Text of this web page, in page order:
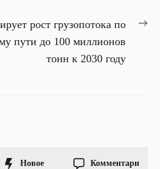
рост грузопотока по
пути до 100 миллионов
тонн к 2030 году
Новое Комментари